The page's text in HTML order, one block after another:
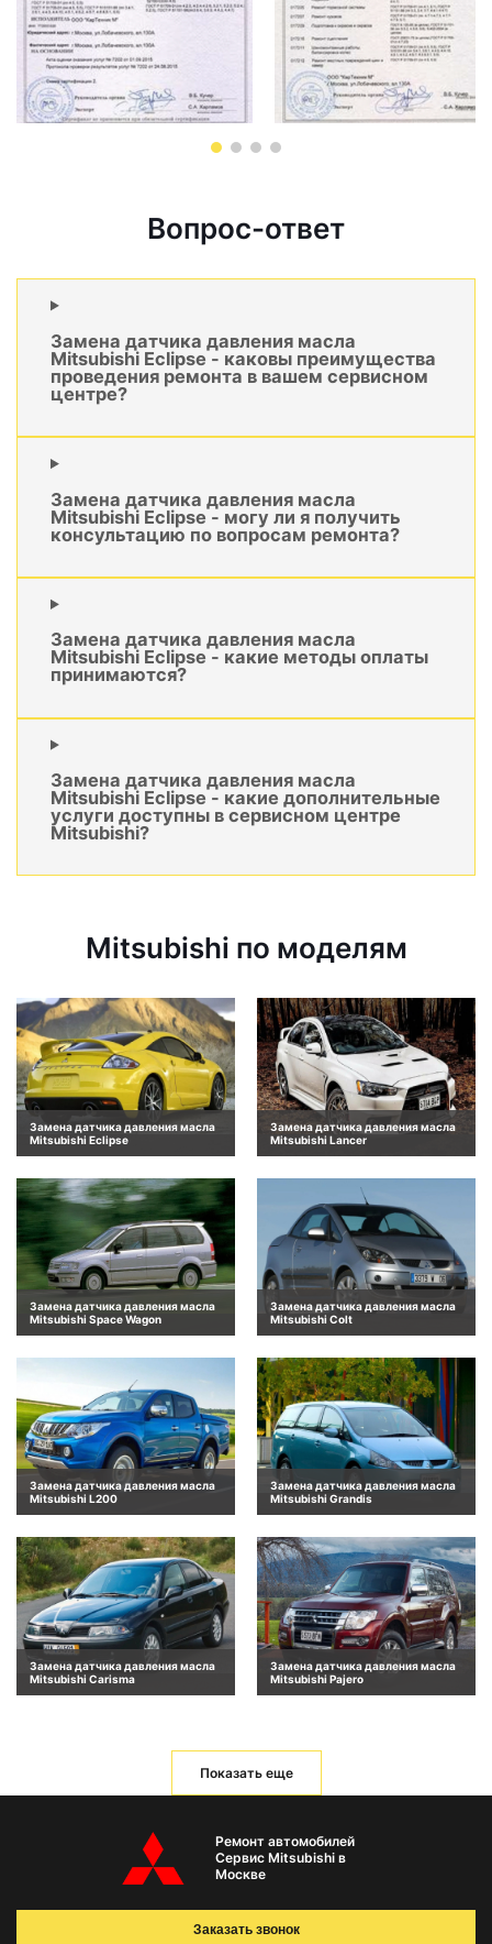
Вопрос-ответ
Замена датчика давления масла
Mitsubishi Eclipse - каковы преимущества
проведения ремонта в вашем сервисном
центре?
Замена датчика давления масла
Mitsubishi Eclipse - могу ли я получить
консультацию по вопросам ремонта?
Замена датчика давления масла
Mitsubishi Eclipse - какие методы оплаты
принимаются?
Замена датчика давления масла
Mitsubishi Eclipse - какие дополнительные
услуги доступны в сервисном центре
Mitsubishi?
Mitsubishi по моделям
Замена датчика давления масла
Mitsubishi Eclipse
Замена датчика давления масла
Mitsubishi Lancer
Замена датчика давления масла
Mitsubishi Space Wagon
Замена датчика давления масла
Mitsubishi Colt
Замена датчика давления масла
Mitsubishi L200
Замена датчика давления масла
Mitsubishi Grandis
Замена датчика давления масла
Mitsubishi Carisma
Замена датчика давления масла
Mitsubishi Pajero
Показать еще
Ремонт автомобилей
Сервис Mitsubishi в
Москве
Заказать звонок